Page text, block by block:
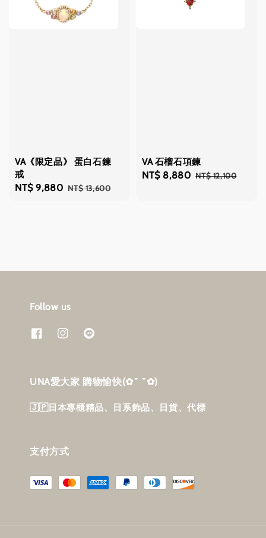
VA《限定品》 蛋白石鍊
戒
Sale
NT$ 9,880 Regular
NT$ 13,600
VA 石榴石項鍊
Sale
NT$ 8,880 Regular
NT$ 12,100
Follow us
UNA愛大家 購物愉快‎(✿˘ ˘✿)
🇯🇵日本專櫃精品、日系飾品、日貨、代標
支付方式